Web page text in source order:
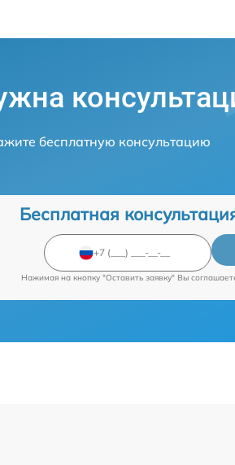
бесплатную консультацию
Бесплатная
Нажимая на кнопку "Оставить заявку" Вы